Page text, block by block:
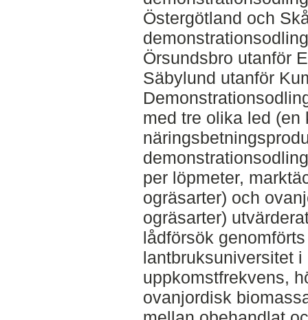
Östergötland och
Örsundsbro utanför
Säbylund utanför
med tre olika led (en
per löpmeter,
ogräsarter) och
ogräsarter)
lådförsök
lantbruksuniversitet
uppkomstfrekvens,
ovanjordisk